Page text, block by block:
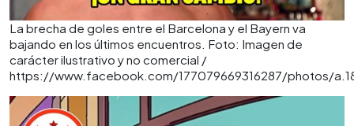
La brecha de goles entre el Barcelona y el Bayern va
bajando en los últimos encuentros. Foto: Imagen de
carácter ilustrativo y no comercial /
https://www.facebook.com/177079669316287/photos/